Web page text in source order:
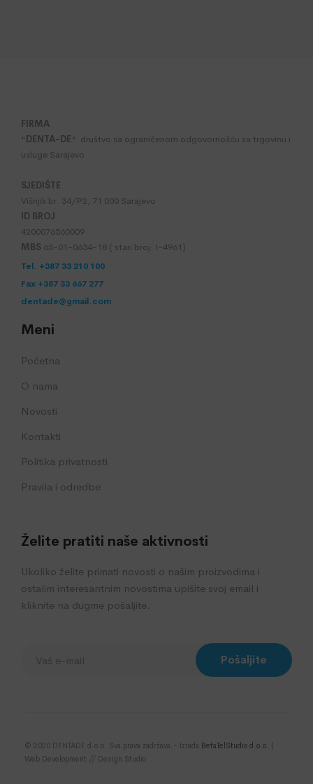
FIRMA
"DENTA-DE" društvo sa ograničenom odgovornošću za trgovinu i
usluge Sarajevo
SJEDIŠTE
Višnjik br. 34/P2, 71 000 Sarajevo
ID BROJ
4200076560009
MBS 65-01-0634-18 ( stari broj: I-4961)
Tel. +387 33 210 100
Fax +387 33 667 277
dentade@gmail.com
Meni
Početna
O nama
Novosti
Kontakti
Politika privatnosti
Pravila i odredbe
Želite pratiti naše aktivnosti
Ukoliko želite primati novosti o našim proizvodima i
ostalim interesantnim novostima upišite svoj email i
kliknite na dugme pošaljite.
Pošaljite
© 2020 DENTADE d.o.o. Sva prava zadržava.- Izrada BetaTelStudio d.o.o.
Web Development // Design Studio